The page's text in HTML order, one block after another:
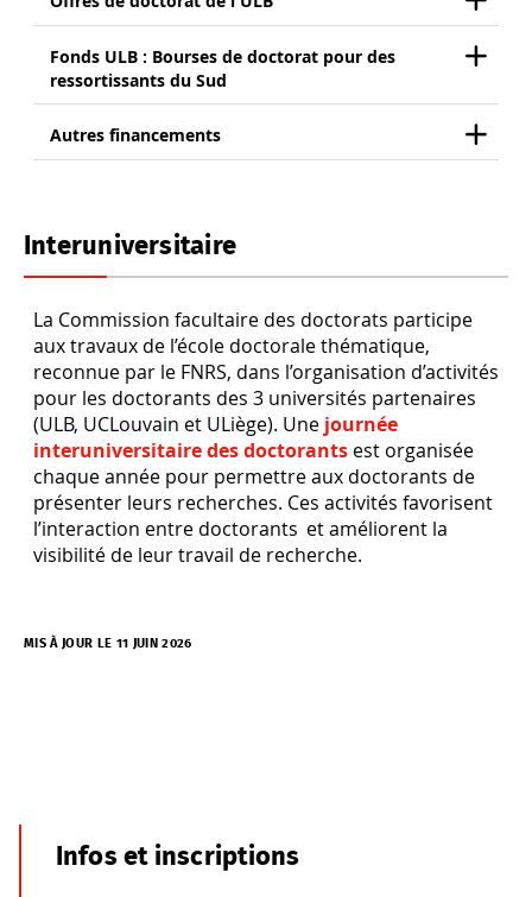
Fonds ULB : Bourses de doctorat pour des
ressortissants du Sud
Autres financements
Interuniversitaire
La Commission facultaire des doctorats participe
aux travaux de l’école doctorale thématique,
reconnue par le FNRS, dans l’organisation d’activités
pour les doctorants des 3 universités partenaires
(ULB, UCLouvain et ULiège). Une journée
interuniversitaire des doctorants est organisée
chaque année pour permettre aux doctorants de
présenter leurs recherches. Ces activités favorisent
l’interaction entre doctorants et améliorent la
visibilité de leur travail de recherche.
MIS À JOUR LE 11 JUIN 2026
Infos et inscriptions